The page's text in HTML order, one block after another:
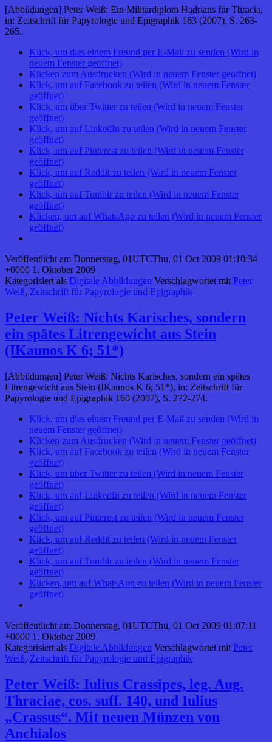
[Abbildungen] Peter Weiß: Ein Militärdiplom Hadrians für Thracia,
in: Zeitschrift für Papyrologie und Epigraphik 163 (2007), S. 263-
265.
Klick, um dies einem Freund per E-Mail zu senden (Wird in
neuem Fenster geöffnet)
Klicken zum Ausdrucken (Wird in neuem Fenster geöffnet)
Klick, um auf Facebook zu teilen (Wird in neuem Fenster
geöffnet)
Klick, um über Twitter zu teilen (Wird in neuem Fenster
geöffnet)
Klick, um auf LinkedIn zu teilen (Wird in neuem Fenster
geöffnet)
Klick, um auf Pinterest zu teilen (Wird in neuem Fenster
geöffnet)
Klick, um auf Reddit zu teilen (Wird in neuem Fenster
geöffnet)
Klick, um auf Tumblr zu teilen (Wird in neuem Fenster
geöffnet)
Klicken, um auf WhatsApp zu teilen (Wird in neuem Fenster
geöffnet)
Veröffentlicht am Donnerstag, 01UTCThu, 01 Oct 2009 01:10:34
+0000 1. Oktober 2009
Kategorisiert als Digitale Abbildungen Verschlagwortet mit Peter
Weiß, Zeitschrift für Papyrologie und Epigraphik
Peter Weiß: Nichts Karisches, sondern
ein spätes Litrengewicht aus Stein
(IKaunos K 6; 51*)
[Abbildungen] Peter Weiß: Nichts Karisches, sondern ein spätes
Litrengewicht aus Stein (IKaunos K 6; 51*), in: Zeitschrift für
Papyrologie und Epigraphik 160 (2007), S. 272-274.
Klick, um dies einem Freund per E-Mail zu senden (Wird in
neuem Fenster geöffnet)
Klicken zum Ausdrucken (Wird in neuem Fenster geöffnet)
Klick, um auf Facebook zu teilen (Wird in neuem Fenster
geöffnet)
Klick, um über Twitter zu teilen (Wird in neuem Fenster
geöffnet)
Klick, um auf LinkedIn zu teilen (Wird in neuem Fenster
geöffnet)
Klick, um auf Pinterest zu teilen (Wird in neuem Fenster
geöffnet)
Klick, um auf Reddit zu teilen (Wird in neuem Fenster
geöffnet)
Klick, um auf Tumblr zu teilen (Wird in neuem Fenster
geöffnet)
Klicken, um auf WhatsApp zu teilen (Wird in neuem Fenster
geöffnet)
Veröffentlicht am Donnerstag, 01UTCThu, 01 Oct 2009 01:07:11
+0000 1. Oktober 2009
Kategorisiert als Digitale Abbildungen Verschlagwortet mit Peter
Weiß, Zeitschrift für Papyrologie und Epigraphik
Peter Weiß: Iulius Crassipes, leg. Aug.
Thraciae, cos. suff. 140, und Iulius
„Crassus“. Mit neuen Münzen von
Anchialos